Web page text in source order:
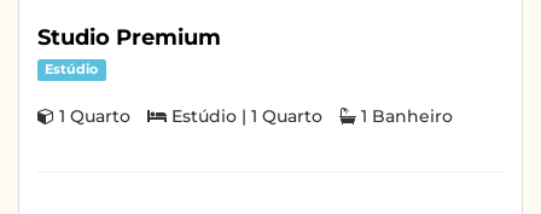
Studio Premium
Estúdio
1 Quarto Estúdio | 1 Quarto 1 Banheiro